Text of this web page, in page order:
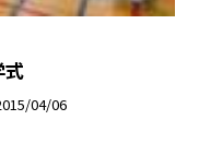
式
04/06